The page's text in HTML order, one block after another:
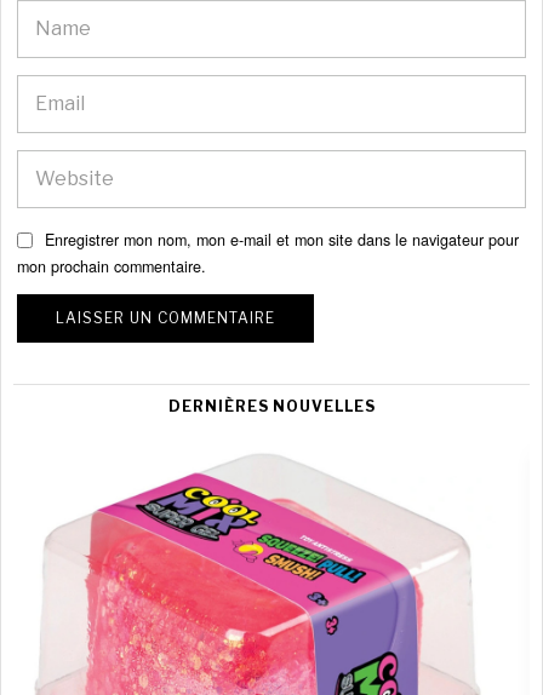
Enregistrer mon nom, mon e-mail et mon site dans le navigateur pour
mon prochain commentaire.
DERNIÈRES NOUVELLES